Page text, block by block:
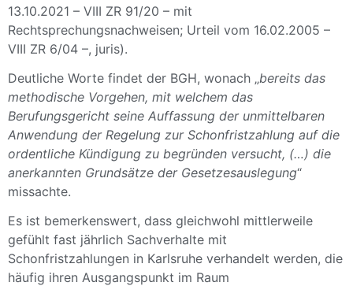
13.10.2021 – VIII ZR 91/20 – mit
Rechtsprechungsnachweisen; Urteil vom 16.02.2005 –
VIII ZR 6/04 –, juris).
Deutliche Worte findet der BGH, wonach „bereits das
methodische Vorgehen, mit welchem das
Berufungsgericht seine Auffassung der unmittelbaren
Anwendung der Regelung zur Schonfristzahlung auf die
ordentliche Kündigung zu begründen versucht, (…) die
anerkannten Grundsätze der Gesetzesauslegung“
missachte.
Es ist bemerkenswert, dass gleichwohl mittlerweile
gefühlt fast jährlich Sachverhalte mit
Schonfristzahlungen in Karlsruhe verhandelt werden, die
häufig ihren Ausgangspunkt im Raum